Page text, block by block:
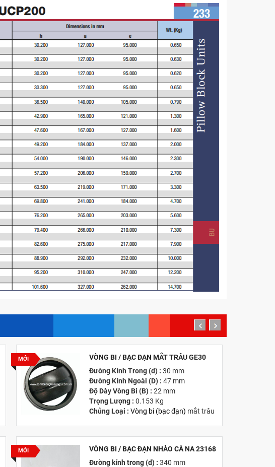
MỚI
VÒNG BI / BẠC ĐẠN MẮT TRÂU GE30
Đường Kính Trong (d) : 30 mm
Đường Kính Ngoài (D) : 47 mm
Độ Dày Vòng Bi (B) : 22 mm
Trọng Lượng :0.153 Kg
Chủng Loại :Vòng bi (bạc đạn) mắt trâu
MỚI
VÒNG BI / BẠC ĐẠN NHÀO CÀ NA 23168
Đường kính trong (d) : 340 mm
prev next